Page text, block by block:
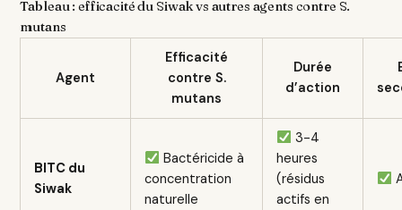
Tableau : efficacité du Siwak vs autres agents contre S.
mutans
Agent
Efficacité
contre S.
mutans
Durée
d’action
BITC du
Siwak
Bactéricide à
concentration
naturelle
3-4
heures
(résidus
actifs en